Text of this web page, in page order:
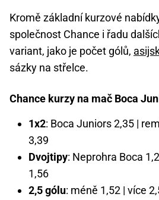
Kromě základní kurzové
společnost Chance i řadu
variant, jako je počet gólů,
sázky na střelce.
Chance kurzy na mač Boca
1x2: Boca Juniors 2,35 |
3,39
Dvojtipy: Neprohra Boca
1,56
2,5 gólu: méně 1,52 | více